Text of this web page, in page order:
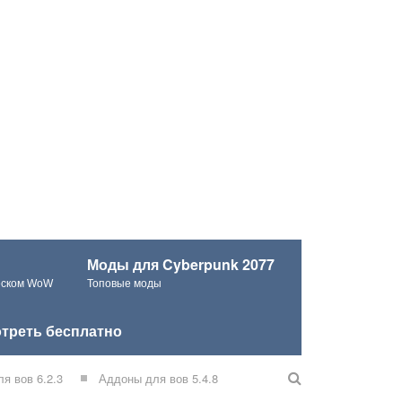
WoW
Моды для Cyberpunk 2077
Топовые моды
бесплатно
вов 6.2.3 Аддоны для вов 5.4.8